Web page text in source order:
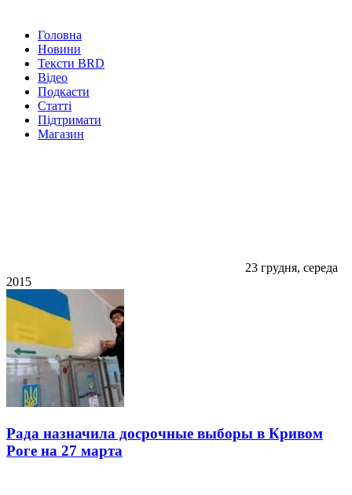
Головна
Новини
Тексти BRD
Відео
Подкасти
Статті
Підтримати
Магазин
23 грудня, середа
2015
Рада назначила досрочные выборы в Кривом
Роге на 27 марта